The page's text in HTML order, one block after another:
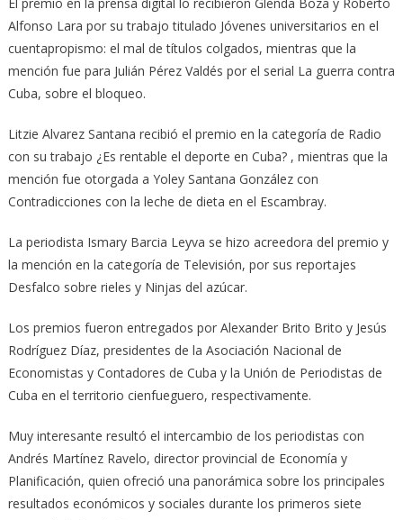
Alfonso Lara por su trabajo titulado Jóvenes universitarios en el
cuentapropismo: el mal de títulos colgados, mientras que la
mención fue para Julián Pérez Valdés por el serial La guerra contra
Cuba, sobre el bloqueo.
Litzie Alvarez Santana recibió el premio en la categoría de Radio
con su trabajo ¿Es rentable el deporte en Cuba? , mientras que la
mención fue otorgada a Yoley Santana González con
Contradicciones con la leche de dieta en el Escambray.
La periodista Ismary Barcia Leyva se hizo acreedora del premio y
la mención en la categoría de Televisión, por sus reportajes
Desfalco sobre rieles y Ninjas del azúcar.
Los premios fueron entregados por Alexander Brito Brito y Jesús
Rodríguez Díaz, presidentes de la Asociación Nacional de
Economistas y Contadores de Cuba y la Unión de Periodistas de
Cuba en el territorio cienfueguero, respectivamente.
Muy interesante resultó el intercambio de los periodistas con
Andrés Martínez Ravelo, director provincial de Economía y
Planificación, quien ofreció una panorámica sobre los principales
resultados económicos y sociales durante los primeros siete